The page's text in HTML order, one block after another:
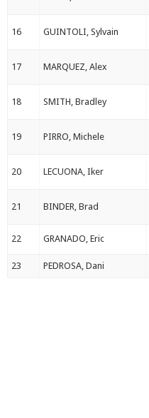
16 GUINTOLI, Sylvain
17 MARQUEZ, Alex
18 SMITH, Bradley
19 PIRRO, Michele
20 LECUONA, Iker
21 BINDER, Brad
22 GRANADO, Eric
23 PEDROSA, Dani